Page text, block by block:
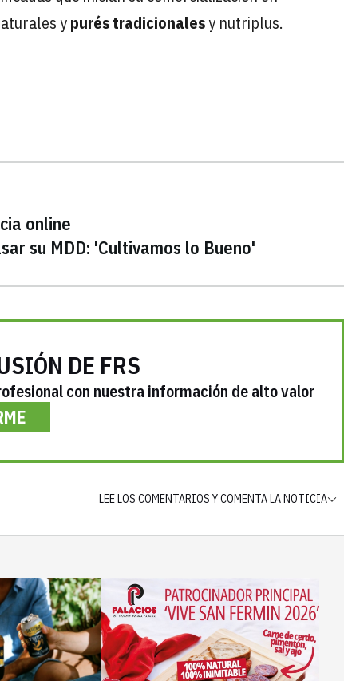
ypurés tradicionalesy nutriplus.
online
su MDD: 'Cultivamos lo Bueno'
DE FRS
con nuestra información de alto valor
LEE LOS COMENTARIOS Y COMENTA LA NOTICIA